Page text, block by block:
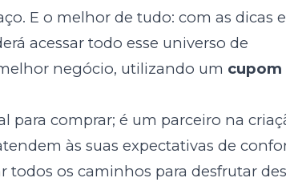
E o melhor de tudo: com as dicas e
acessar todo esse universo de
negócio, utilizando um cupom
para comprar; é um parceiro na
às suas expectativas de
todos os caminhos para desfrutar